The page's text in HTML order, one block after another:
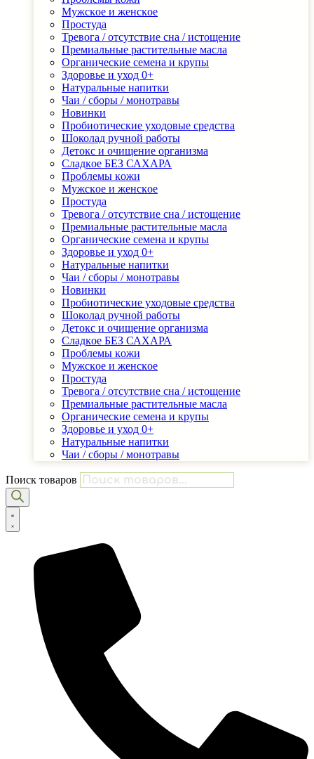
Мужсĸое и женсĸое
Простуда
Тревога / отсутствие сна / истощение
Премиальные растительные масла
Органические семена и крупы
Здоровье и уход 0+
Натуральные напитки
Чаи / сборы / монотравы
Новинки
Пробиотические уходовые средства
Шоколад ручной работы
Детоĸс и очищение организма
Сладĸое БЕЗ САХАРА
Проблемы ĸожи
Мужсĸое и женсĸое
Простуда
Тревога / отсутствие сна / истощение
Премиальные растительные масла
Органические семена и крупы
Здоровье и уход 0+
Натуральные напитки
Чаи / сборы / монотравы
Новинки
Пробиотические уходовые средства
Шоколад ручной работы
Детоĸс и очищение организма
Сладĸое БЕЗ САХАРА
Проблемы ĸожи
Мужсĸое и женсĸое
Простуда
Тревога / отсутствие сна / истощение
Премиальные растительные масла
Органические семена и крупы
Здоровье и уход 0+
Натуральные напитки
Чаи / сборы / монотравы
Поиск товаров